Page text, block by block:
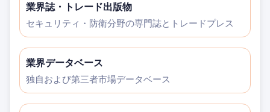
業界誌・トレード出版物
セキュリティ・防衛分野の専門誌とトレードプレス
業界データベース
独自および第三者市場データベース